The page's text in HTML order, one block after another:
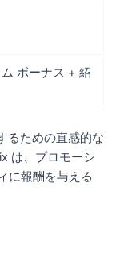
ボーナス + 紹
るための直感的な
は、プロモーシ
に報酬を与える